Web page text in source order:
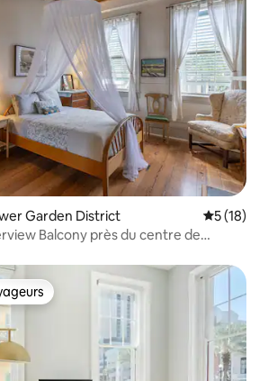
Garden District
5 (18)
Balcony près du centre de